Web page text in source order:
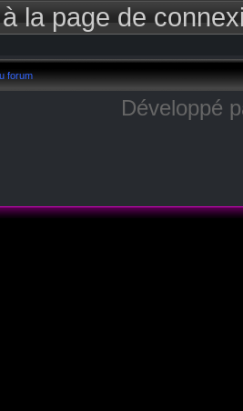
la page de
forum
Développé